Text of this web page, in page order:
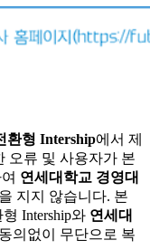
환형 Intership에서 제
오류 및 사용자가 본
연세대학교 경영대
지지 않습니다. 본
Intership와 연세대
의없이 무단으로 복